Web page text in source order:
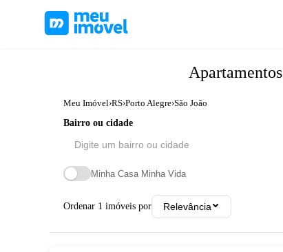
Apartamentos
Meu Imóvel›RS›Porto Alegre›São João
Bairro ou cidade
Minha Casa Minha Vida
Ordenar 1 imóveis por Relevância